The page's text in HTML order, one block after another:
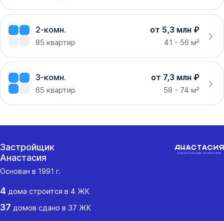
2-комн. от 5,3 млн ₽
85 квартир 41 - 56 м²
3-комн. от 7,3 млн ₽
65 квартир 58 - 74 м²
Застройщик
Анастасия
Основан в 1991 г.
4 дома строится в 4 ЖК
37 домов сдано в 37 ЖК